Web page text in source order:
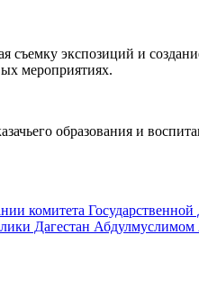
съемку экспозиций и
мероприятиях.
образования и
комитета
Дагестан